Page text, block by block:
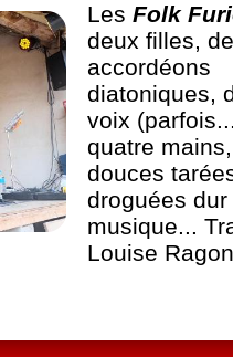
LesFolk
deux filles,
accordéons
diatoniques,
voix
quatre
douces
droguées dur
musique...
Louise